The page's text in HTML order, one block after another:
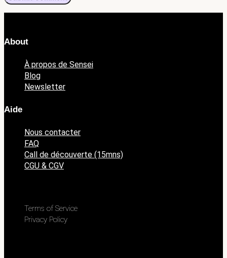
About
À propos de Sensei
Blog
Newsletter
Aide
Nous contacter
FAQ
Call de découverte (15mns)
CGU & CGV
Terms of Service
Privacy Policy